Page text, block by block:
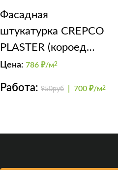
Фасадная
штукатурка CREPCO
PLASTER (короед
3мм серый)
Цена: 786 ₽/м2
Работа: 950руб 700 ₽/м2